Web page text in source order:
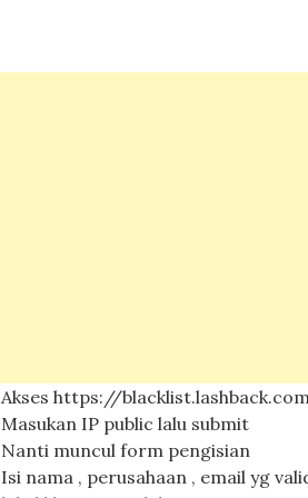
Akses https://
Masukan IP public lalu submit
Nanti muncul form pengisian
Isi nama , perusahaan , email yg